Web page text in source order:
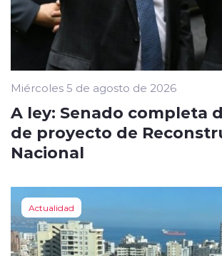
Miércoles 5 de agosto de 2026
A ley: Senado completa
de proyecto de
Nacional
Actualidad